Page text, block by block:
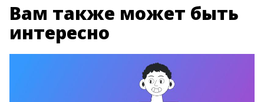
Вам также может быть
интересно